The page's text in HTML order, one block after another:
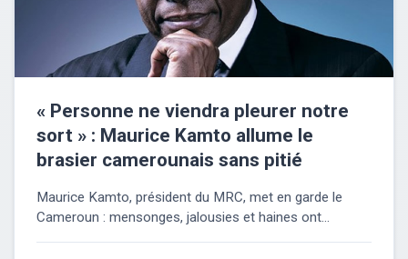
« Personne ne viendra pleurer notre
sort » : Maurice Kamto allume le
brasier camerounais sans pitié
Maurice Kamto, président du MRC, met en garde le
Cameroun : mensonges, jalousies et haines ont...